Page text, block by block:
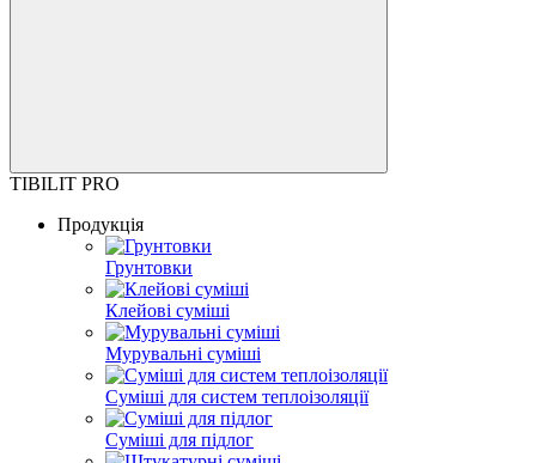
TIBILIT PRO
Продукція
Грунтовки
Клейові суміші
Мурувальні суміші
Суміші для систем теплоізоляції
Суміші для підлог